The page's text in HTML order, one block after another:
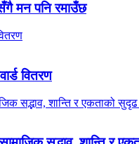
मन पनि रमाउँछ
वितरण